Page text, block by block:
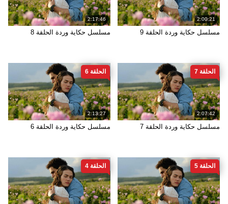
2:00:21
مسلسل حكاية وردة الحلقة 9
2:17:46
مسلسل حكاية وردة الحلقة 8
2:07:42
الحلقة 7
مسلسل حكاية وردة الحلقة 7
2:13:27
الحلقة 6
مسلسل حكاية وردة الحلقة 6
الحلقة 5 الحلقة 4